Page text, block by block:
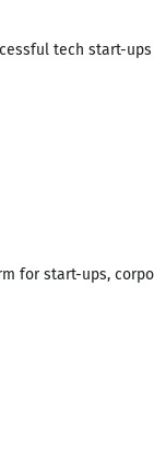
tech start-
for start-ups,